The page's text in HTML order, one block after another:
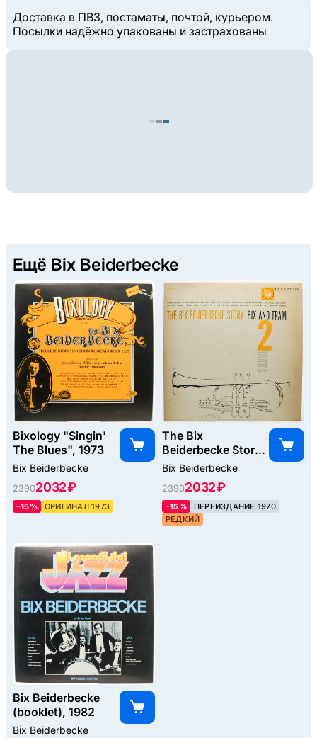
Доставка в ПВЗ, постаматы, почтой, курьером.
Посылки надёжно упакованы и застрахованы
Ещё Bix Beiderbecke
Bixology "Singin'
The Blues", 1973
Bix Beiderbecke
23902032 ₽
–15% ОРИГИНАЛ 1973
The Bix
Beiderbecke Story /
Volume 2 - Bix And
Bix Beiderbecke
23902032 ₽
–15%
ПЕРЕИЗДАНИЕ 1970
РЕДКИЙ
Bix Beiderbecke
(booklet), 1982
Bix Beiderbecke